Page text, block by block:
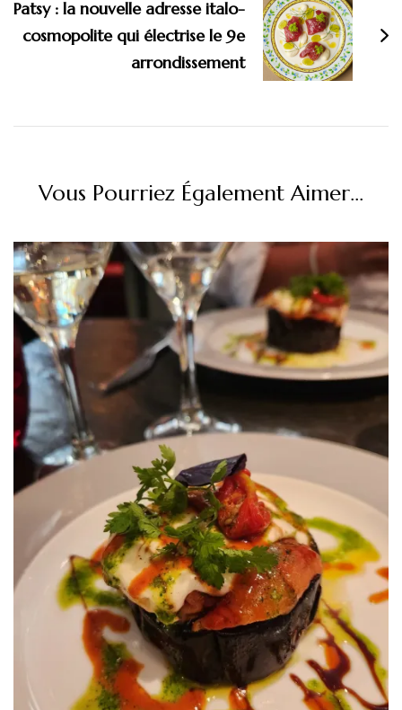
Patsy : la nouvelle adresse italo-
cosmopolite qui électrise le 9e
arrondissement
Vous Pourriez Également Aimer...